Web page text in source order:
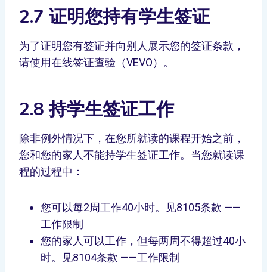
2.7 证明您持有学生签证
为了证明您有签证并向别人展示您的签证条款，
请使用在线签证查验（VEVO）。
2.8 持学生签证工作
除非例外情况下，在您所就读的课程开始之前，
您和您的家人不能持学生签证工作。当您就读课
程的过程中：
您可以每2周工作40小时。见8105条款 ——
工作限制
您的家人可以工作，但每两周不得超过40小
时。见8104条款 ——工作限制